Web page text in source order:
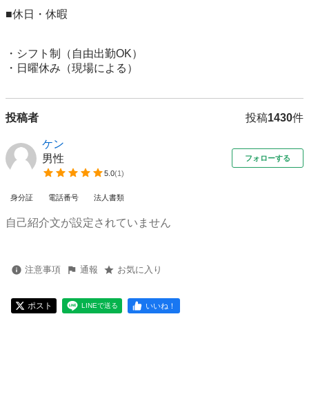
■休日・休暇
・シフト制（自由出勤OK）
・日曜休み（現場による）
投稿者 投稿1430件
ケン
男性
5.0(1)
フォローする
身分証 電話番号 法人書類
自己紹介文が設定されていません
注意事項 通報 お気に入り
ポスト LINEで送る いいね！